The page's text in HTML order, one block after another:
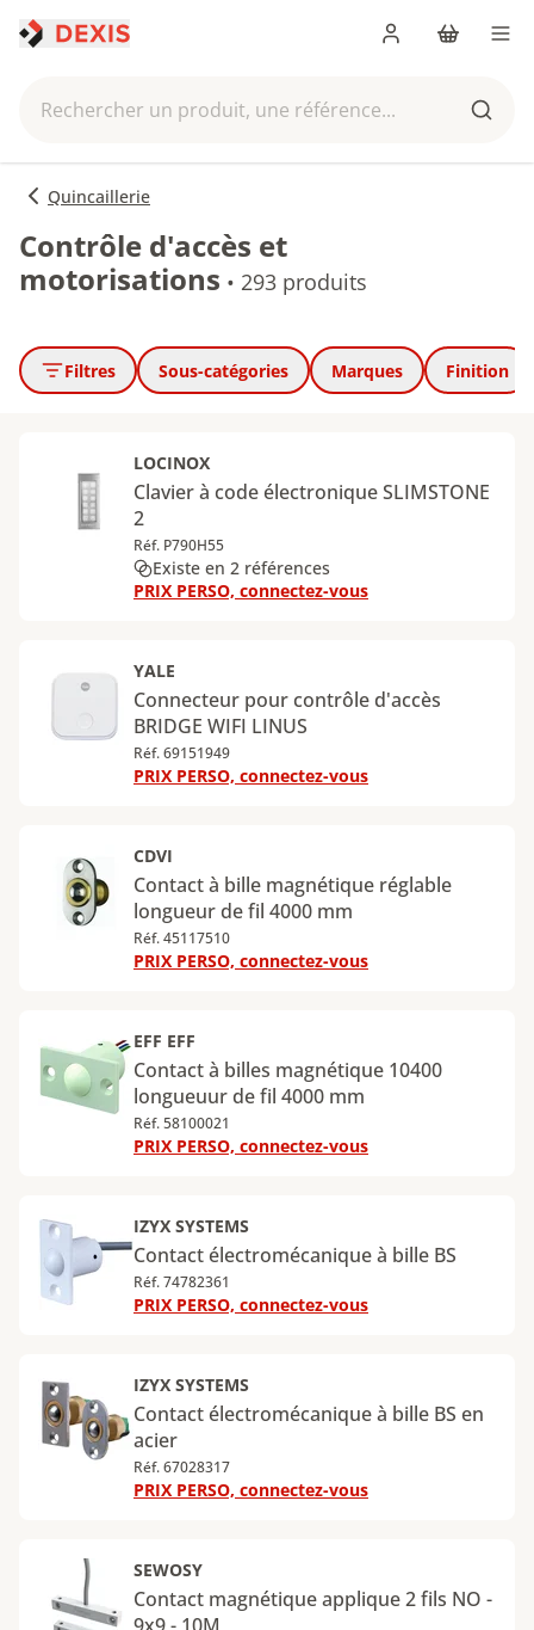
Rechercher un produit, une référence...
Panier
Quincaillerie
Contrôle d'accès et
motorisations • 293 produits
Filtres Sous-catégories Marques Finition
LOCINOX
Clavier à code électronique SLIMSTONE
2
Réf. P790H55
Existe en 2 références
PRIX PERSO, connectez-vous
YALE
Connecteur pour contrôle d'accès
BRIDGE WIFI LINUS
Réf. 69151949
PRIX PERSO, connectez-vous
CDVI
Contact à bille magnétique réglable
longueur de fil 4000 mm
Réf. 45117510
PRIX PERSO, connectez-vous
EFF EFF
Contact à billes magnétique 10400
longueuur de fil 4000 mm
Réf. 58100021
PRIX PERSO, connectez-vous
IZYX SYSTEMS
Contact électromécanique à bille BS
Réf. 74782361
PRIX PERSO, connectez-vous
IZYX SYSTEMS
Contact électromécanique à bille BS en
acier
Réf. 67028317
PRIX PERSO, connectez-vous
SEWOSY
Contact magnétique applique 2 fils NO -